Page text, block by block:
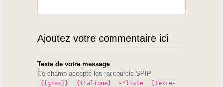
Ajoutez votre commentaire ici
Texte de votre message
Ce champ accepte les raccourcis SPIP
{{gras}} {italique} -*liste
[texte-